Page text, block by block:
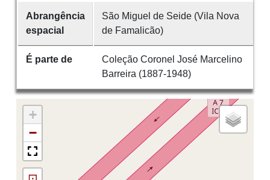
Abrangência
espacial
São Miguel de Seide (Vila Nova
de Famalicão)
É parte de
Coleção Coronel José Marcelino
Barreira (1887-1948)
+
−